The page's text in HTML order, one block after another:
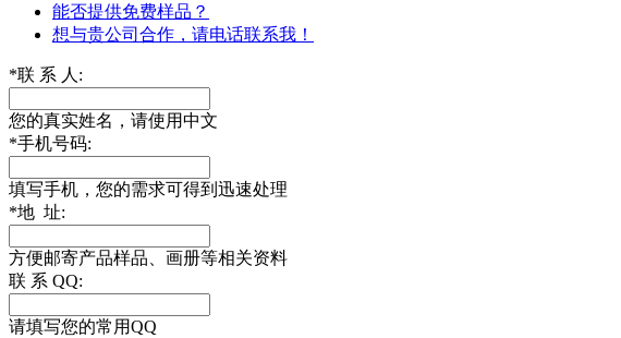
能否提供免费样品？
想与贵公司合作，请电话联系我！
*联 系 人:
您的真实姓名，请使用中文
*手机号码:
填写手机，您的需求可得到迅速处理
*地 址:
方便邮寄产品样品、画册等相关资料
联 系 QQ:
请填写您的常用QQ